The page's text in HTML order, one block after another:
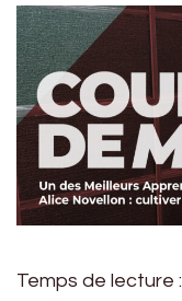
Temps de lecture :